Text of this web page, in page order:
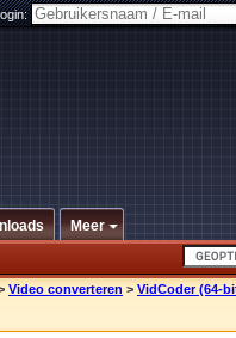
Meer
Video converteren > VidCoder (64-